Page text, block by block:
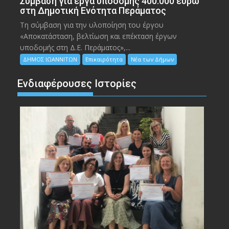
στη Δημοτική Ενότητα Περάματος
Τη σύμβαση για την υλοποίηση του έργου
«Αποκατάσταση, βελτίωση και επέκταση έργων
υποδομής στη Δ.Ε. Περάματος»,...
ΔΗΜΟΣ ΙΩΑΝΝΙΤΩΝ Επικαιρότητα Νέα των Δήμων
Ενδιαφέρουσες Ιστορίες